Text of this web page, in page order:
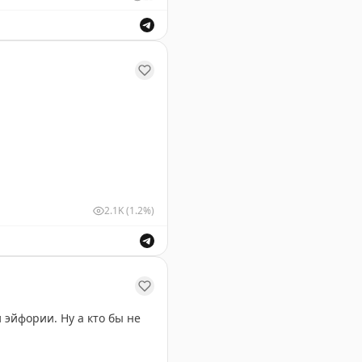
штатов, он побывал в
— Мэн с его живописным
для
2.1K(1.2%)
Ну а кто бы не